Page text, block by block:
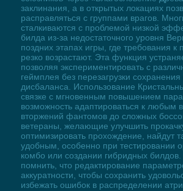
заклинания, а в открытых локациях
расправляться с группами врагов.
сталкиваются с проблемой низкой
билда из-за недостаточного уровня
поздних этапах игры, где требования к
резко возрастают. Эта функция
позволяя экспериментировать с
геймплея без перезагрузки
дисбаланса. Использование
связке с мгновенным повышением
возможность адаптироваться к любым
вторжений фантомов до сложных
ветераны, желающие улучшить
оптимизировать прохождение, найдут
удобным, особенно при тестировании
комбо или создании гибридных
помнить, что редактирование
аккуратности, чтобы сохранить
избежать ошибок в распределении